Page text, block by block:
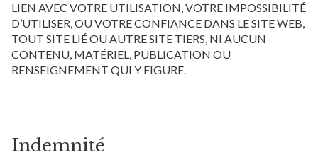
LIEN AVEC VOTRE UTILISATION, VOTRE IMPOSSIBILITÉ
D’UTILISER, OU VOTRE CONFIANCE DANS LE SITE WEB,
TOUT SITE LIÉ OU AUTRE SITE TIERS, NI AUCUN
CONTENU, MATÉRIEL, PUBLICATION OU
RENSEIGNEMENT QUI Y FIGURE.
Indemnité